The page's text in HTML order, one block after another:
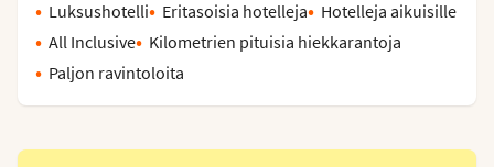
Luksushotelli Eritasoisia hotelleja
Hotelleja aikuisille
All Inclusive
Kilometrien pituisia hiekkarantoja
Paljon ravintoloita